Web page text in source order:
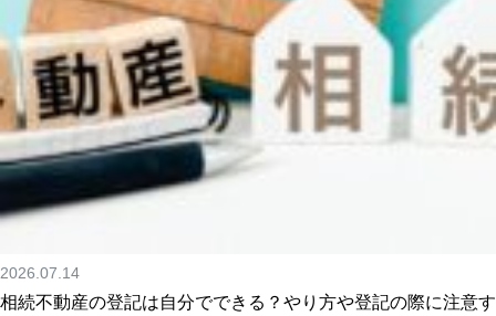
2026.07.14
相続不動産の登記は自分でできる？やり方や登記の際に注意す